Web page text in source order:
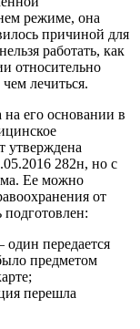
режиме, она
причиной для
работать, как
относительно
лечиться.
его основании в
утверждена
282н, но с
Ее можно
от
передается
предметом
перешла